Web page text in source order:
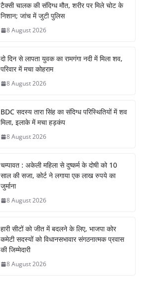
टैक्सी चालक की संदिग्ध मौत, शरीर पर मिले चोट के
निशान; जांच में जुटी पुलिस
8 August 2026
दो दिन से लापता युवक का रामगंगा नदी में मिला शव,
परिवार में मचा कोहराम
8 August 2026
BDC सदस्य तारा सिंह का संदिग्ध परिस्थितियों में शव
मिला, इलाके में मचा हड़कंप
8 August 2026
चम्पावत : अकेली महिला से दुष्कर्म के दोषी को 10
साल की सजा, कोर्ट ने लगाया एक लाख रुपये का
जुर्माना
8 August 2026
हारी सीटों को जीत में बदलने के लिए, भाजपा कोर
कमेटी सदस्यों को विधानसभावार संगठनात्मक प्रवास
की जिम्मेदारी
8 August 2026